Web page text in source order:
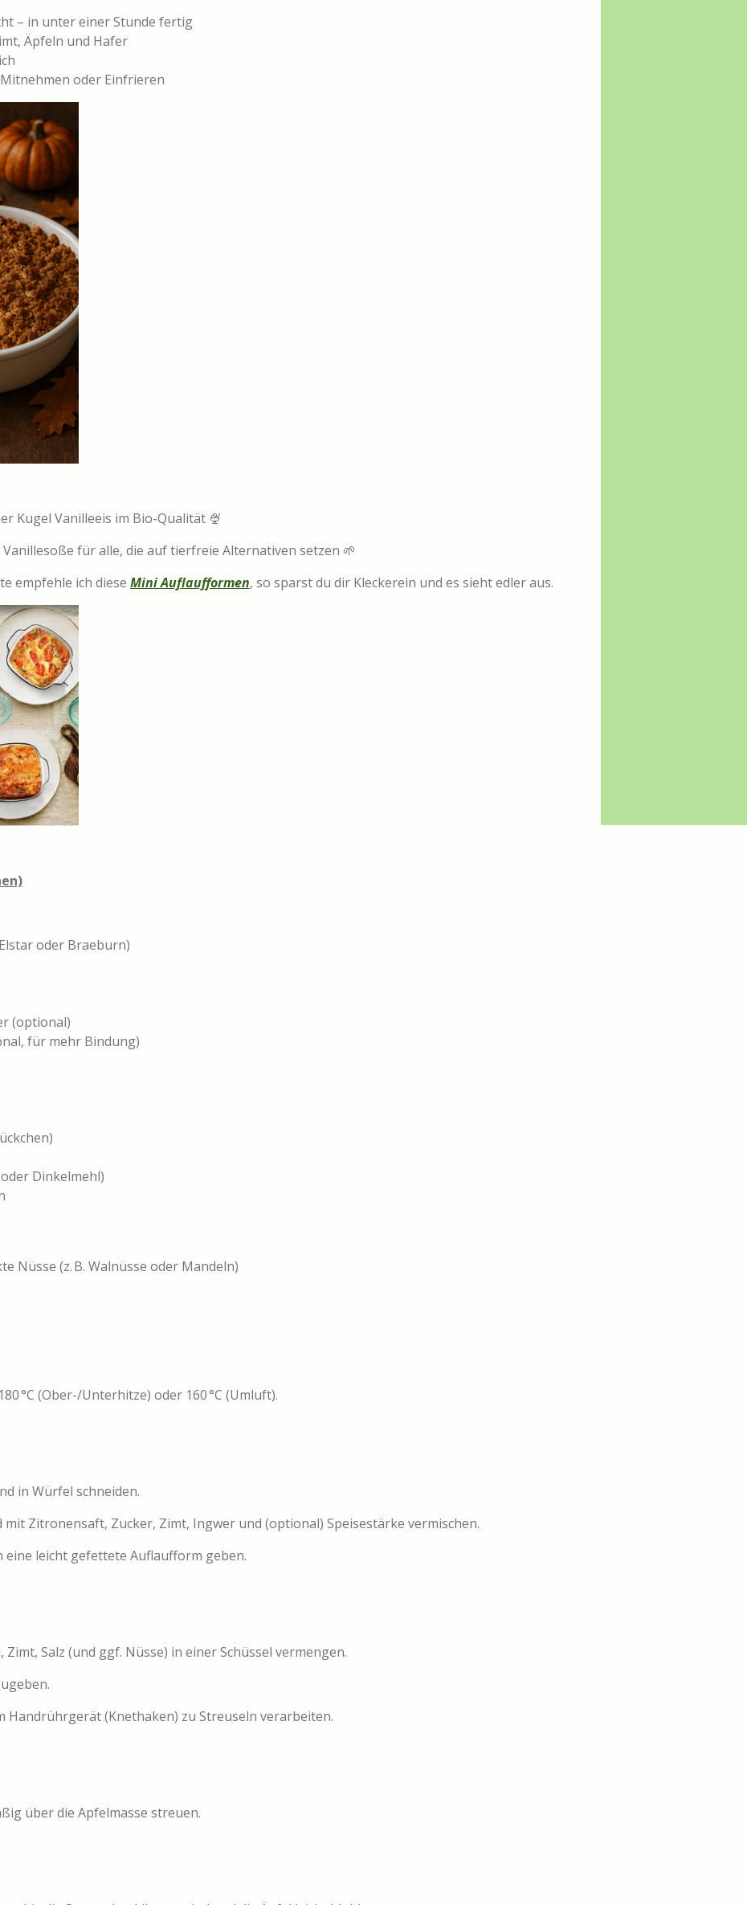
– in unter einer Stunde fertig
Äpfeln und Hafer
oder Einfrieren
Kugel Vanilleeis im Bio-Qualität 🍨
für alle, die auf tierfreie Alternativen setzen 🌱
empfehle ich diese Mini Auflaufformen, so sparst du dir Kleckerein und es sieht edler aus.
oder Braeburn)
(optional)
für mehr Bindung)
Dinkelmehl)
Nüsse (z. B. Walnüsse oder Mandeln)
°C (Ober-/Unterhitze) oder 160 °C (Umluft).
in Würfel schneiden.
mit Zitronensaft, Zucker, Zimt, Ingwer und (optional) Speisestärke vermischen.
eine leicht gefettete Auflaufform geben.
Salz (und ggf. Nüsse) in einer Schüssel vermengen.
Handrührgerät (Knethaken) zu Streuseln verarbeiten.
über die Apfelmasse streuen.